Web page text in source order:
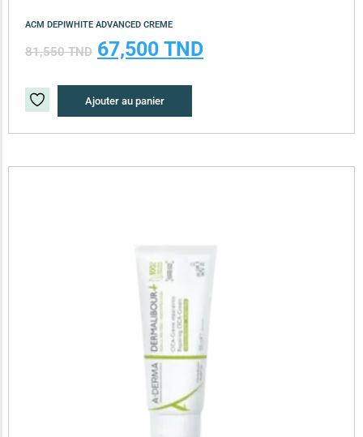
ACM DEPIWHITE ADVANCED CREME
81,550TND 67,500 TND
Ajouter au panier